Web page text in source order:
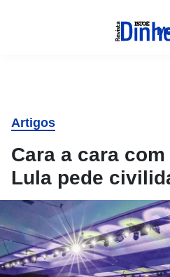
Artigos
Cara a cara
Lula pede